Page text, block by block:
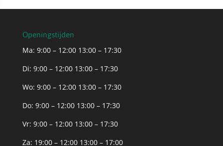
Openingstijden
Ma: 9:00 – 12:00 13:00 – 17:30
Di: 9:00 – 12:00 13:00 – 17:30
Wo: 9:00 – 12:00 13:00 – 17:30
Do: 9:00 – 12:00 13:00 – 17:30
Vr: 9:00 – 12:00 13:00 – 17:30
Za: 19:00 – 12:00 13:00 – 17:00